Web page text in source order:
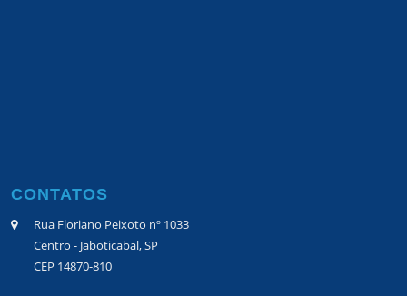
CONTATOS
Rua Floriano Peixoto nº 1033
Centro - Jaboticabal, SP
CEP 14870-810